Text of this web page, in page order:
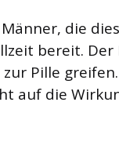
die
bereit.
Pille
auf die